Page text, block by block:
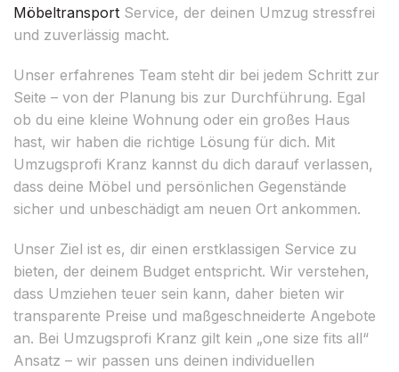
Möbeltransport Service, der deinen Umzug stressfrei
und zuverlässig macht.
Unser erfahrenes Team steht dir bei jedem Schritt zur
Seite – von der Planung bis zur Durchführung. Egal
ob du eine kleine Wohnung oder ein großes Haus
hast, wir haben die richtige Lösung für dich. Mit
Umzugsprofi Kranz kannst du dich darauf verlassen,
dass deine Möbel und persönlichen Gegenstände
sicher und unbeschädigt am neuen Ort ankommen.
Unser Ziel ist es, dir einen erstklassigen Service zu
bieten, der deinem Budget entspricht. Wir verstehen,
dass Umziehen teuer sein kann, daher bieten wir
transparente Preise und maßgeschneiderte Angebote
an. Bei Umzugsprofi Kranz gilt kein „one size fits all“
Ansatz – wir passen uns deinen individuellen